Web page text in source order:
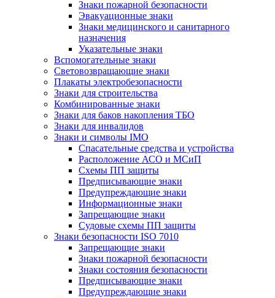
Знаки пожарной безопасности
Эвакуационные знаки
Знаки медицинского и санитарного
назначения
Указательные знаки
Вспомогательные знаки
Световозвращающие знаки
Плакаты электробезопасности
Знаки для строительства
Комбинированные знаки
Знаки для баков накопления ТБО
Знаки для инвалидов
Знаки и символы IMO
Спасательные средства и устройства
Расположение АСО и МСиП
Схемы ПП защиты
Предписывающие знаки
Предупреждающие знаки
Информационные знаки
Запрещающие знаки
Судовые схемы ПП защиты
Знаки безопасности ISO 7010
Запрещающие знаки
Знаки пожарной безопасности
Знаки состояния безопасности
Предписывающие знаки
Предупреждающие знаки